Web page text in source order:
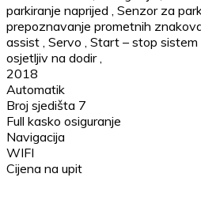
parkiranje naprijed , Senzor za
prepoznavanje prometnih
assist , Servo , Start – stop sistem
osjetljiv na dodir ,
2018
Automatik
Broj sjedišta 7
Full kasko osiguranje
Navigacija
WIFI
Cijena na upit